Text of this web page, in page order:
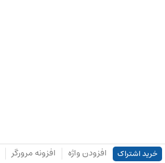
خرید اشتراک افزودن واژه افزونه مرورگر